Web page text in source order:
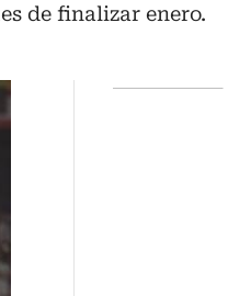
de finalizar enero.